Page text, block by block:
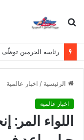
بحث
الرئيسية / اخبار عالمية
اخبار عالمية
اللواء